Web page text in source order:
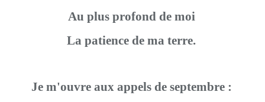
Au plus profond de moi
La patience de ma terre.
Je m'ouvre aux appels de septembre :